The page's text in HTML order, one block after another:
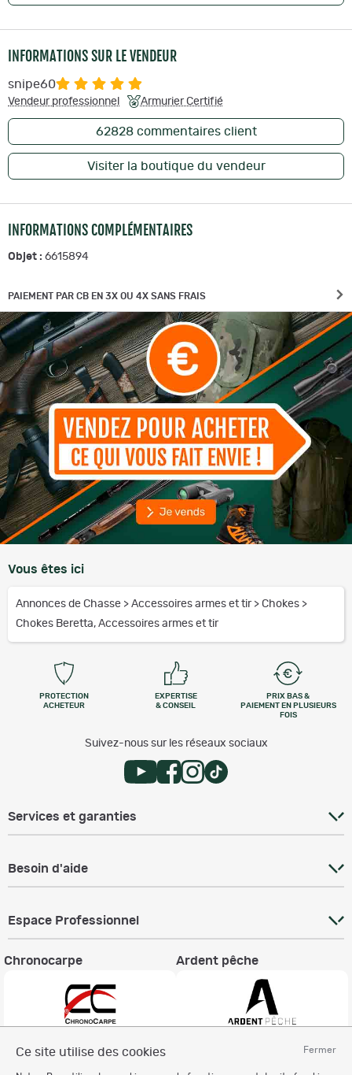
Fermer
Ce site utilise des cookies
INFORMATIONS SUR LE VENDEUR
snipe60
Vendeur professionnel Armurier Certifié
62828commentaires client
Visiter la boutique du vendeur
INFORMATIONS COMPLÉMENTAIRES
Objet : 6615894
PAIEMENT PAR CB EN 3X OU 4X SANS FRAIS
Vous êtes ici
Annonces de Chasse > Accessoires armes et tir > Chokes >
Chokes Beretta, Accessoires armes et tir
PROTECTION
ACHETEUR
EXPERTISE
& CONSEIL
PRIX BAS &
PAIEMENT EN PLUSIEURS
FOIS
Suivez-nous sur les réseaux sociaux
Services et garanties
Besoin d'aide
Espace Professionnel
Chronocarpe Ardent pêche